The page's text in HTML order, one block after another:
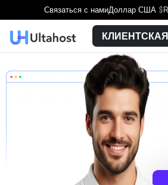
Связаться с намиДоллар США $